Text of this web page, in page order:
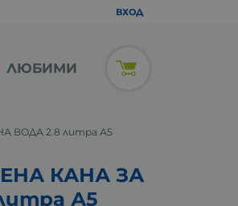
ВХОД
ЛЮБИМИ
ВОДА 2.8 литра А5
КАНА ЗА
А5